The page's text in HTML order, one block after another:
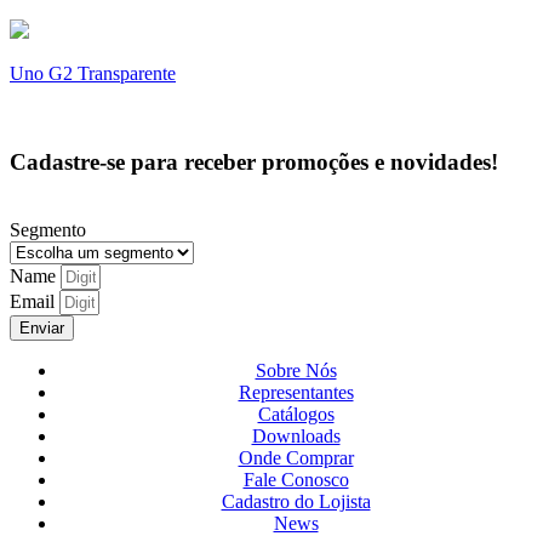
Uno G2 Transparente
Cadastre-se para receber promoções e novidades!
Segmento
Name
Email
Enviar
Sobre Nós
Representantes
Catálogos
Downloads
Onde Comprar
Fale Conosco
Cadastro do Lojista
News